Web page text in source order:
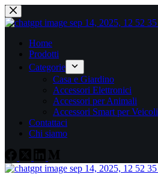
Home
Prodotti
Categorie
Casa e Giardino
Accessori Elettronici
Accessori per Animali
Accessori Smart per Veicoli
Contattaci
Chi siamo